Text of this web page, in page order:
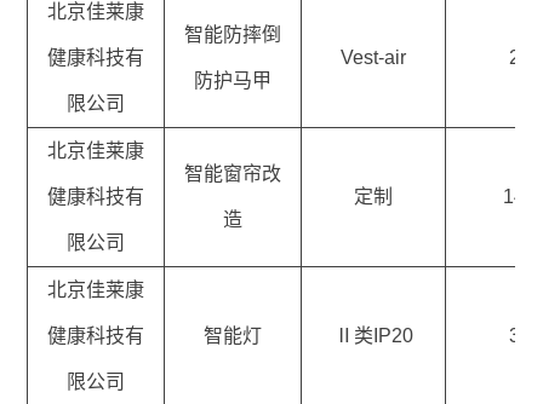
北京佳莱康
健康科技有
限公司
智能防摔倒
防护马甲
Vest-air 2
北京佳莱康
健康科技有
限公司
智能窗帘改
造
定制 14
北京佳莱康
健康科技有
限公司
智能灯 Ⅱ类IP20 3